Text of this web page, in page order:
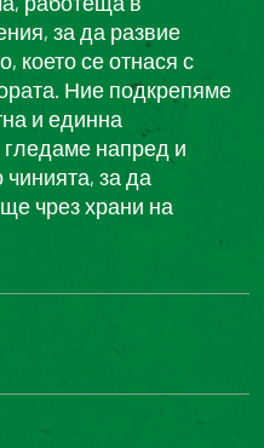
за да развие
което се отнася с
Ние подкрепяме
и единна
гледаме напред и
чинията, за да
чрез храни на